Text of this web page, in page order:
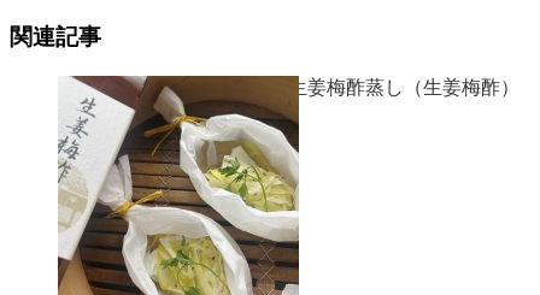
関連記事
鱈と白ネギの生姜梅酢蒸し（生姜梅酢）